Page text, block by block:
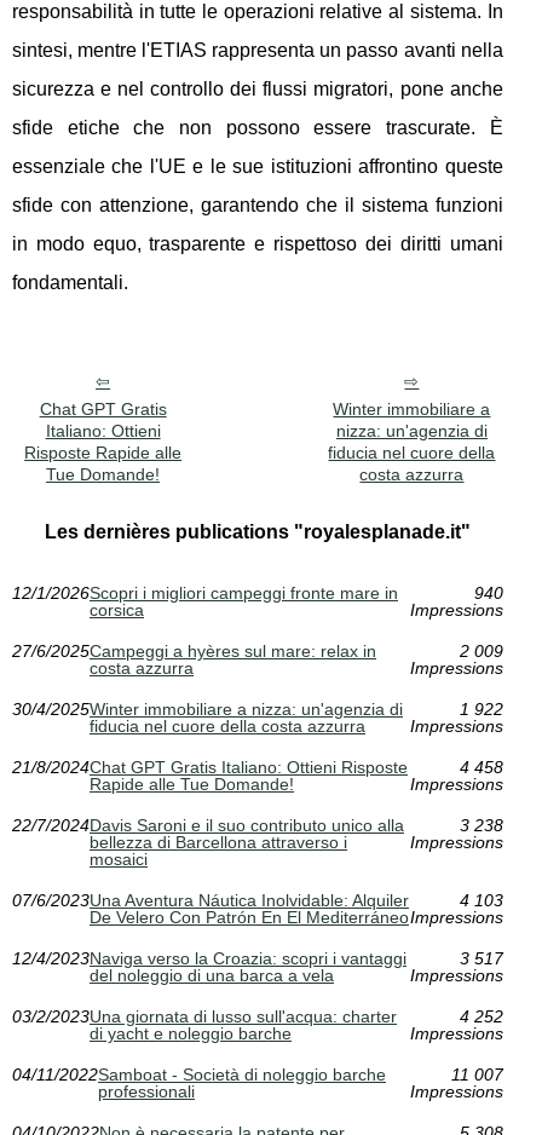
responsabilità in tutte le operazioni relative al sistema. In
sintesi, mentre l'ETIAS rappresenta un passo avanti nella
sicurezza e nel controllo dei flussi migratori, pone anche
sfide etiche che non possono essere trascurate. È
essenziale che l'UE e le sue istituzioni affrontino queste
sfide con attenzione, garantendo che il sistema funzioni
in modo equo, trasparente e rispettoso dei diritti umani
fondamentali.
Chat GPT Gratis
Italiano: Ottieni
Risposte Rapide alle
Tue Domande!
Winter immobiliare a
nizza: un'agenzia di
fiducia nel cuore della
costa azzurra
Les dernières publications "royalesplanade.it"
12/1/2026Scopri i migliori campeggi fronte mare in
corsica
940
Impressions
27/6/2025Campeggi a hyères sul mare: relax in
costa azzurra
2 009
Impressions
30/4/2025Winter immobiliare a nizza: un'agenzia di
fiducia nel cuore della costa azzurra
1 922
Impressions
21/8/2024Chat GPT Gratis Italiano: Ottieni Risposte
Rapide alle Tue Domande!
4 458
Impressions
22/7/2024Davis Saroni e il suo contributo unico alla
bellezza di Barcellona attraverso i
mosaici
3 238
Impressions
07/6/2023Una Aventura Náutica Inolvidable: Alquiler
De Velero Con Patrón En El Mediterráneo
4 103
Impressions
12/4/2023Naviga verso la Croazia: scopri i vantaggi
del noleggio di una barca a vela
3 517
Impressions
03/2/2023Una giornata di lusso sull'acqua: charter
di yacht e noleggio barche
4 252
Impressions
04/11/2022Samboat - Società di noleggio barche
professionali
11 007
Impressions